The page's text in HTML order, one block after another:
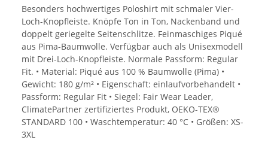
Besonders hochwertiges Poloshirt mit schmaler Vier-
Loch-Knopfleiste. Knöpfe Ton in Ton, Nackenband und
doppelt geriegelte Seitenschlitze. Feinmaschiges Piqué
aus Pima-Baumwolle. Verfügbar auch als Unisexmodell
mit Drei-Loch-Knopfleiste. Normale Passform: Regular
Fit. • Material: Piqué aus 100 % Baumwolle (Pima) •
Gewicht: 180 g/m² • Eigenschaft: einlaufvorbehandelt •
Passform: Regular Fit • Siegel: Fair Wear Leader,
ClimatePartner zertifiziertes Produkt, OEKO-TEX®
STANDARD 100 • Waschtemperatur: 40 °C • Größen: XS-
3XL